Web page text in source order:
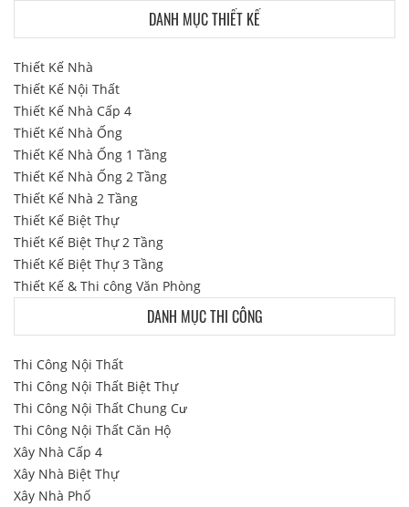
DANH MỤC THIẾT KẾ
Thiết Kế Nhà
Thiết Kế Nội Thất
Thiết Kế Nhà Cấp 4
Thiết Kế Nhà Ống
Thiết Kế Nhà Ống 1 Tầng
Thiết Kế Nhà Ống 2 Tầng
Thiết Kế Nhà 2 Tầng
Thiết Kế Biệt Thự
Thiết Kế Biệt Thự 2 Tầng
Thiết Kế Biệt Thự 3 Tầng
Thiết Kế & Thi công Văn Phòng
DANH MỤC THI CÔNG
Thi Công Nội Thất
Thi Công Nội Thất Biệt Thự
Thi Công Nội Thất Chung Cư
Thi Công Nội Thất Căn Hộ
Xây Nhà Cấp 4
Xây Nhà Biệt Thự
Xây Nhà Phố